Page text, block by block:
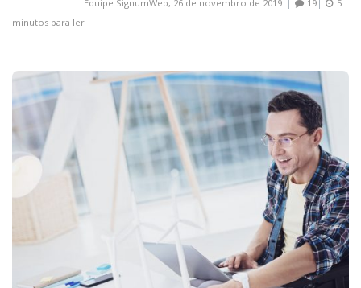
Equipe SignumWeb, 26 de novembro de 2019 19
5
minutos para ler